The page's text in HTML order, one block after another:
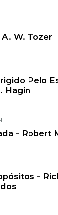
W. Tozer
Pelo
Hagin
- Robert
-